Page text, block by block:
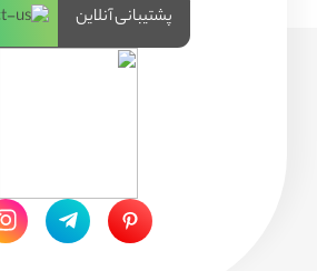
پشتیبانی آنلاین